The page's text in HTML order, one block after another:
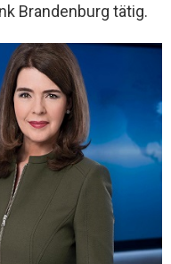
Brandenburg tätig.